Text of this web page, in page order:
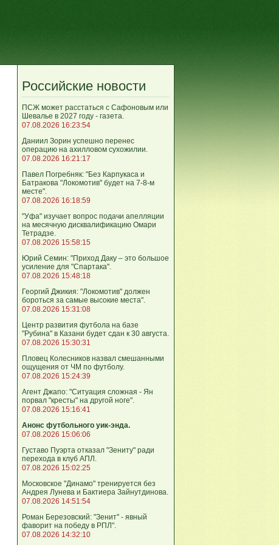
Российские новости
ПСЖ может расстаться с Сафоновым или
Шевалье в 2027 году - газета.
07.08.2026 16:23:54
Даниил Зорин успешно перенес
операцию на ахилловом сухожилии.
07.08.2026 16:21:17
Павел Погребняк: "Без Карпукаса и
Батракова "Локомотив" будет на 7-8-м
месте".
07.08.2026 16:18:59
"Уфа" изучает вопрос подачи апелляции
на месячную дисквалификацию Омари
Тетрадзе.
07.08.2026 15:58:15
Юрий Семин: "Приход Даку – это большое
усиление для "Спартака".
07.08.2026 15:48:18
Георгий Джикия: "Локомотив" должен
бороться за самые высокие места".
07.08.2026 15:31:08
Центр развития футбола на базе
"Рубина" в Казани будет сдан к 30 августа.
07.08.2026 15:30:31
Пловец Колесников назвал смешанными
ощущения от ЧМ по футболу.
07.08.2026 15:24:39
Агент Джапо: "Ситуация сложная - Ян
порвал "кресты" на другой ноге".
07.08.2026 15:16:41
Анонс футбольного уик-энда.
07.08.2026 15:06:06
Густаво Пуэрта отказал "Зениту" ради
перехода в клуб АПЛ.
07.08.2026 15:02:25
Московское "Динамо" тренируется без
Андрея Лунева и Бактиера Зайнутдинова.
07.08.2026 14:51:54
Роман Березовский: "Зенит" - явный
фаворит на победу в РПЛ".
07.08.2026 14:32:10